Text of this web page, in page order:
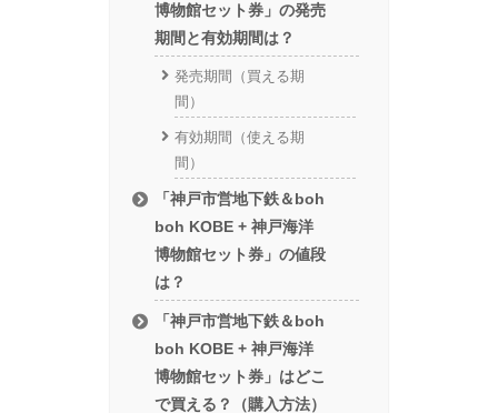
博物館セット券」の発売
期間と有効期間は？
発売期間（買える期
間）
有効期間（使える期
間）
「神戸市営地下鉄＆boh
boh KOBE + 神戸海洋
博物館セット券」の値段
は？
「神戸市営地下鉄＆boh
boh KOBE + 神戸海洋
博物館セット券」はどこ
で買える？（購入方法）